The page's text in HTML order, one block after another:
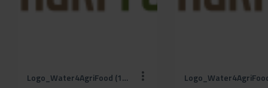
Logo_Water4AgriFood (1).png